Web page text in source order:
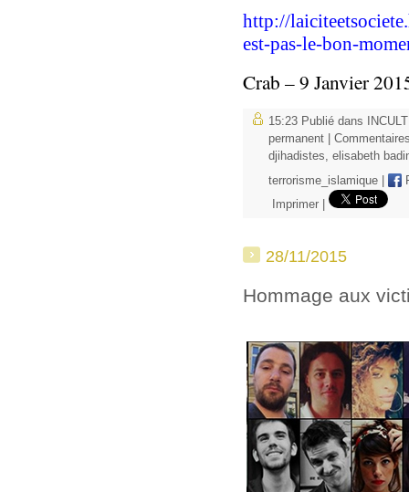
http://
est-pas-le-bon-
Crab – 9 Janvier
15:23 Publié dans
permanent
djihadistes, elisabeth
terrorisme_islamique
Imprimer
28/11/2015
Hommage aux